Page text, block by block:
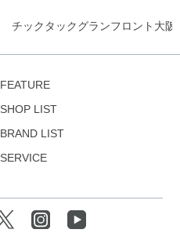
チックタックグランフロント大阪
FEATURE
SHOP LIST
BRAND LIST
SERVICE